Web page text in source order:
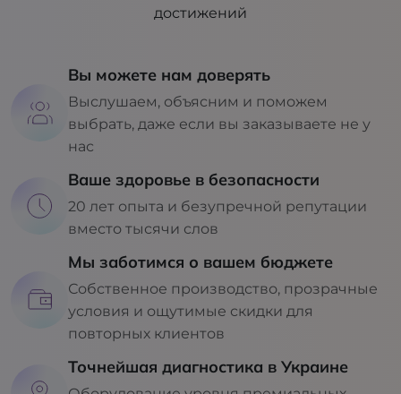
достижений
Вы можете нам доверять
Выслушаем, объясним и поможем
выбрать, даже если вы заказываете не у
нас
Ваше здоровье в безопасности
20 лет опыта и безупречной репутации
вместо тысячи слов
Мы заботимся о вашем бюджете
Собственное производство, прозрачные
условия и ощутимые скидки для
повторных клиентов
Точнейшая диагностика в Украине